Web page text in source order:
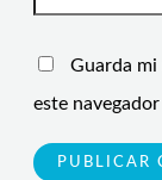
Guarda
este